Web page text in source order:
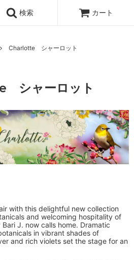
検索 カート
Charlotte シャーロット
シャーロット
with this delightful new collection
and welcoming hospitality of
J. now calls home. Dramatic
in vibrant shades of
and rich violets set the stage for an